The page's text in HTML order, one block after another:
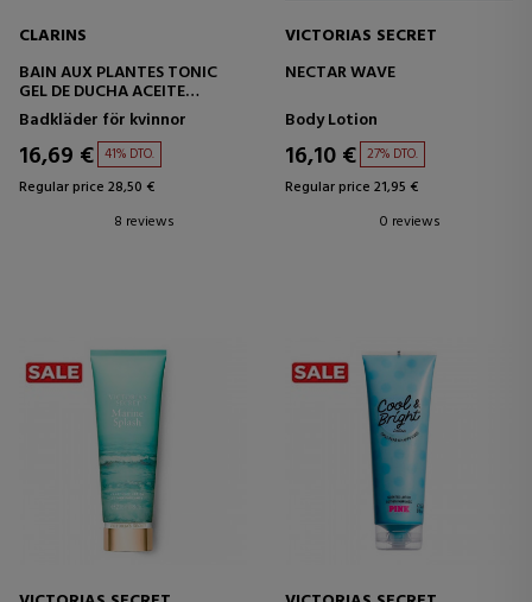
CLARINS
BAIN AUX PLANTES TONIC
GEL DE DUCHA ACEITE
ESENCIALES
Badkläder för kvinnor
16,69 € 41% DTO.
Regular price 28,50 €
8 reviews
VICTORIAS SECRET
NECTAR WAVE
Body Lotion
16,10 € 27% DTO.
Regular price 21,95 €
0 reviews